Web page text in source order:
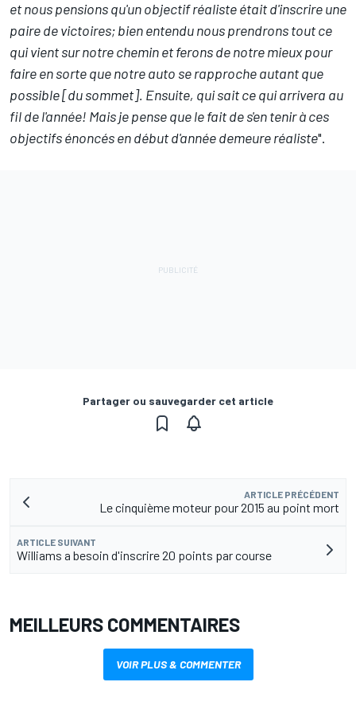
et nous pensions qu'un objectif réaliste était d'inscrire une
paire de victoires; bien entendu nous prendrons tout ce
qui vient sur notre chemin et ferons de notre mieux pour
faire en sorte que notre auto se rapproche autant que
possible [du sommet]. Ensuite, qui sait ce qui arrivera au
fil de l'année! Mais je pense que le fait de s'en tenir à ces
objectifs énoncés en début d'année demeure réaliste".
Partager ou sauvegarder cet article
ARTICLE PRÉCÉDENT
Le cinquième moteur pour 2015 au point mort
ARTICLE SUIVANT
Williams a besoin d'inscrire 20 points par course
MEILLEURS COMMENTAIRES
VOIR PLUS & COMMENTER